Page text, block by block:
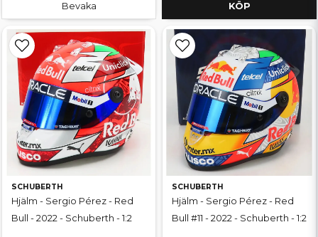
Bevaka KÖP
SCHUBERTH
Hjälm - Sergio Pérez - Red
Bull - 2022 - Schuberth - 1:2
SCHUBERTH
Hjälm - Sergio Pérez - Red
Bull #11 - 2022 - Schuberth - 1:2